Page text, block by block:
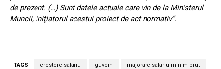
de prezent. (…) Sunt datele actuale care vin de la Ministerul
Muncii, iniţiatorul acestui proiect de act normativ”.
TAGS crestere salariu guvern majorare salariu minim brut